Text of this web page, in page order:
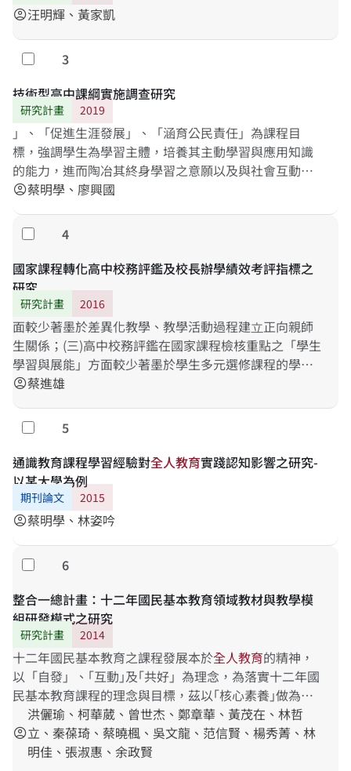
account_circle汪明輝、黃家凱
勾選
3
技術型高中課綱實施調查研究
研究計畫 2019
」、「促進生涯發展」、「涵育公民責任」為課程目
標，強調學生為學習主體，培養其主動學習與應用知識
的能力，進而陶冶其終身學習之意願以及與社會互動之
能力，以達到全人教
account_circle蔡明學、廖興國
勾選
4
國家課程轉化高中校務評鑑及校長辦學績效考評指標之
研究
研究計畫 2016
面較少著墨於差異化教學、教學活動過程建立正向親師
生關係；(三)高中校務評鑑在國家課程檢核重點之「學生
學習與展能」方面較少著墨於學生多元選修課程的學習
機會、營造
程設計與實施」方面較少著墨於提供多元選修課程、 規
劃全 育
學、回應十二年國教課綱之核心素養、協助教師課程協
調機制及中層課……取有效學習評量方式及評量回應核
心素養、落實以證據為本的學生學習評量、營造
育的校園環境等。 依據研究結論，提出以下主要建
議：(一)國家課程檢核重點融入於高中校務評鑑指標內容
方面可持續評估其成
account_circle蔡進雄
勾選
5
通識教育課程學習經驗對全人教育實踐認知影響之研究-
以某大學為例
期刊論文 2015
account_circle蔡明學、林姿吟
勾選
6
整合一總計畫：十二年國民基本教育領域教材與教學模
組研發模式之研究
研究計畫 2014
十二年國民基本教育之課程發展本於全人教育的精神，
以「自發」、｢互動｣及｢共好」為理念，為落實十二年國
民基本教育課程的理念與目標，茲以｢核心素養｣做為課
程發展之主軸，以裨益各教育階段間的連貫以及各領域
account_circle
洪儷瑜、柯華葳、曾世杰、鄭章華、黃茂在、林哲
立、秦葆琦、蔡曉楓、吳文龍、范信賢、楊秀菁、林
明佳、張淑惠、余政賢